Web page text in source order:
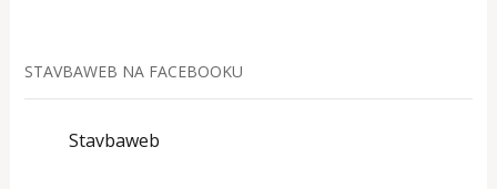
STAVBAWEB NA FACEBOOKU
Stavbaweb